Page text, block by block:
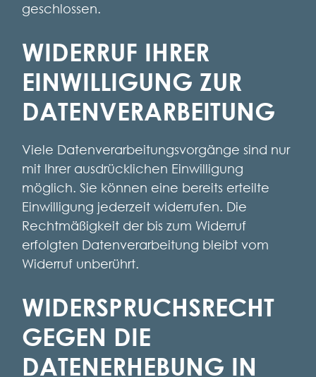
geschlossen.
WIDERRUF IHRER
EINWILLIGUNG ZUR
DATENVERARBEITUNG
Viele Datenverarbeitungsvorgänge sind nur
mit Ihrer ausdrücklichen Einwilligung
möglich. Sie können eine bereits erteilte
Einwilligung jederzeit widerrufen. Die
Rechtmäßigkeit der bis zum Widerruf
erfolgten Datenverarbeitung bleibt vom
Widerruf unberührt.
WIDERSPRUCHSRECHT
GEGEN DIE
DATENERHEBUNG IN